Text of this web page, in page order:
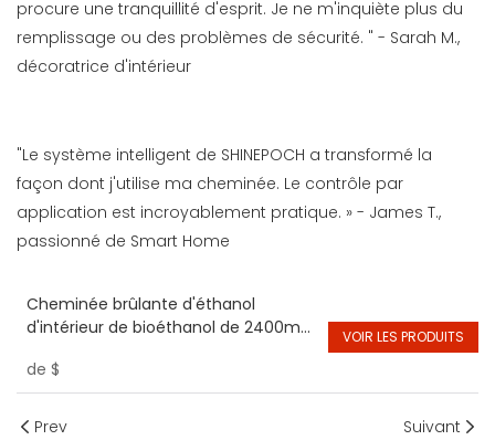
procure une tranquillité d'esprit. Je ne m'inquiète plus du
remplissage ou des problèmes de sécurité. " - Sarah M.,
décoratrice d'intérieur
"Le système intelligent de SHINEPOCH a transformé la
façon dont j'utilise ma cheminée. Le contrôle par
application est incroyablement pratique. » - James T.,
passionné de Smart Home
Cheminée brûlante d'éthanol
d'intérieur de bioéthanol de 2400mm
Wifi pour la cheminée
d'appartement
de $
VOIR LES PRODUITS
Prev Suivant